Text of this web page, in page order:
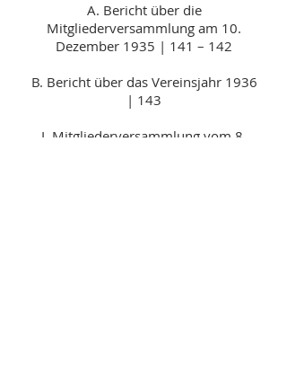
A. Bericht über die
Mitgliederversammlung am 10.
Dezember 1935 | 141 – 142
B. Bericht über das Vereinsjahr 1936
| 143
I. Mitgliederversammlung vom 8.